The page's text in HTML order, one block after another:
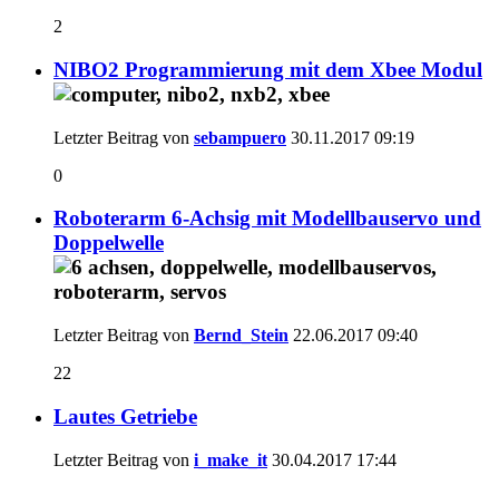
2
NIBO2 Programmierung mit dem Xbee Modul
Letzter Beitrag von sebampuero 30.11.2017 09:19
0
Roboterarm 6-Achsig mit Modellbauservo und
Doppelwelle
Letzter Beitrag von Bernd_Stein 22.06.2017 09:40
22
Lautes Getriebe
Letzter Beitrag von i_make_it 30.04.2017 17:44